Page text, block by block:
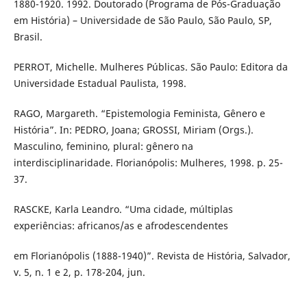
1880-1920. 1992. Doutorado (Programa de Pós-Graduação
em História) – Universidade de São Paulo, São Paulo, SP,
Brasil.
PERROT, Michelle. Mulheres Públicas. São Paulo: Editora da
Universidade Estadual Paulista, 1998.
RAGO, Margareth. “Epistemologia Feminista, Gênero e
História”. In: PEDRO, Joana; GROSSI, Miriam (Orgs.).
Masculino, feminino, plural: gênero na
interdisciplinaridade. Florianópolis: Mulheres, 1998. p. 25-
37.
RASCKE, Karla Leandro. “Uma cidade, múltiplas
experiências: africanos/as e afrodescendentes
em Florianópolis (1888-1940)”. Revista de História, Salvador,
v. 5, n. 1 e 2, p. 178-204, jun.